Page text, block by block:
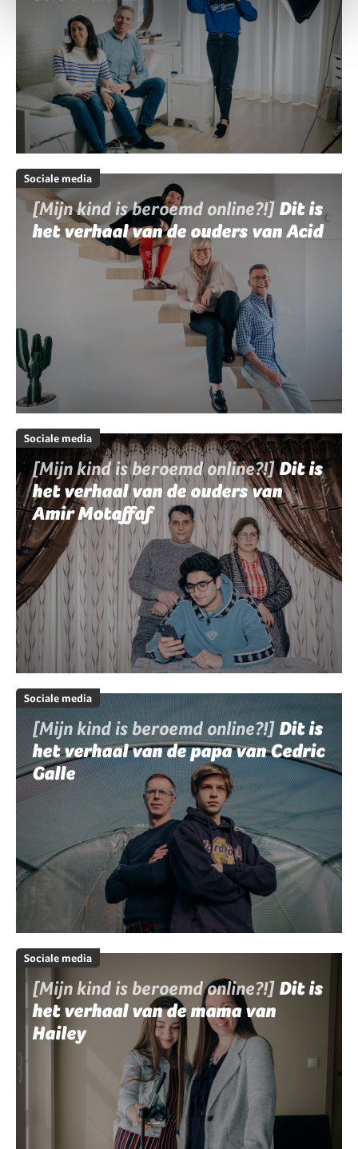
Sociale media
[Mijn kind is beroemd online?!] Dit is
het verhaal van de ouders van Acid
Sociale media
[Mijn kind is beroemd online?!]Dit is
het verhaal van de ouders van
Amir Motaffaf
Sociale media
[Mijn kind is beroemd online?!] Dit is
het verhaal van de papa van Cedric
Galle
Sociale media
[Mijn kind is beroemd online?!] Dit is
het verhaal van de mama van
Hailey